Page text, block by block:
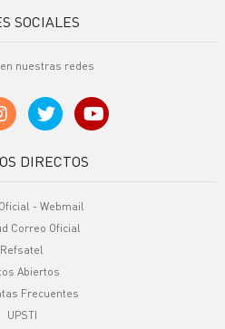
SOCIALES
nuestras redes
DIRECTOS
- Webmail
Correo Oficial
Refsatel
Abiertos
Frecuentes
UPSTI